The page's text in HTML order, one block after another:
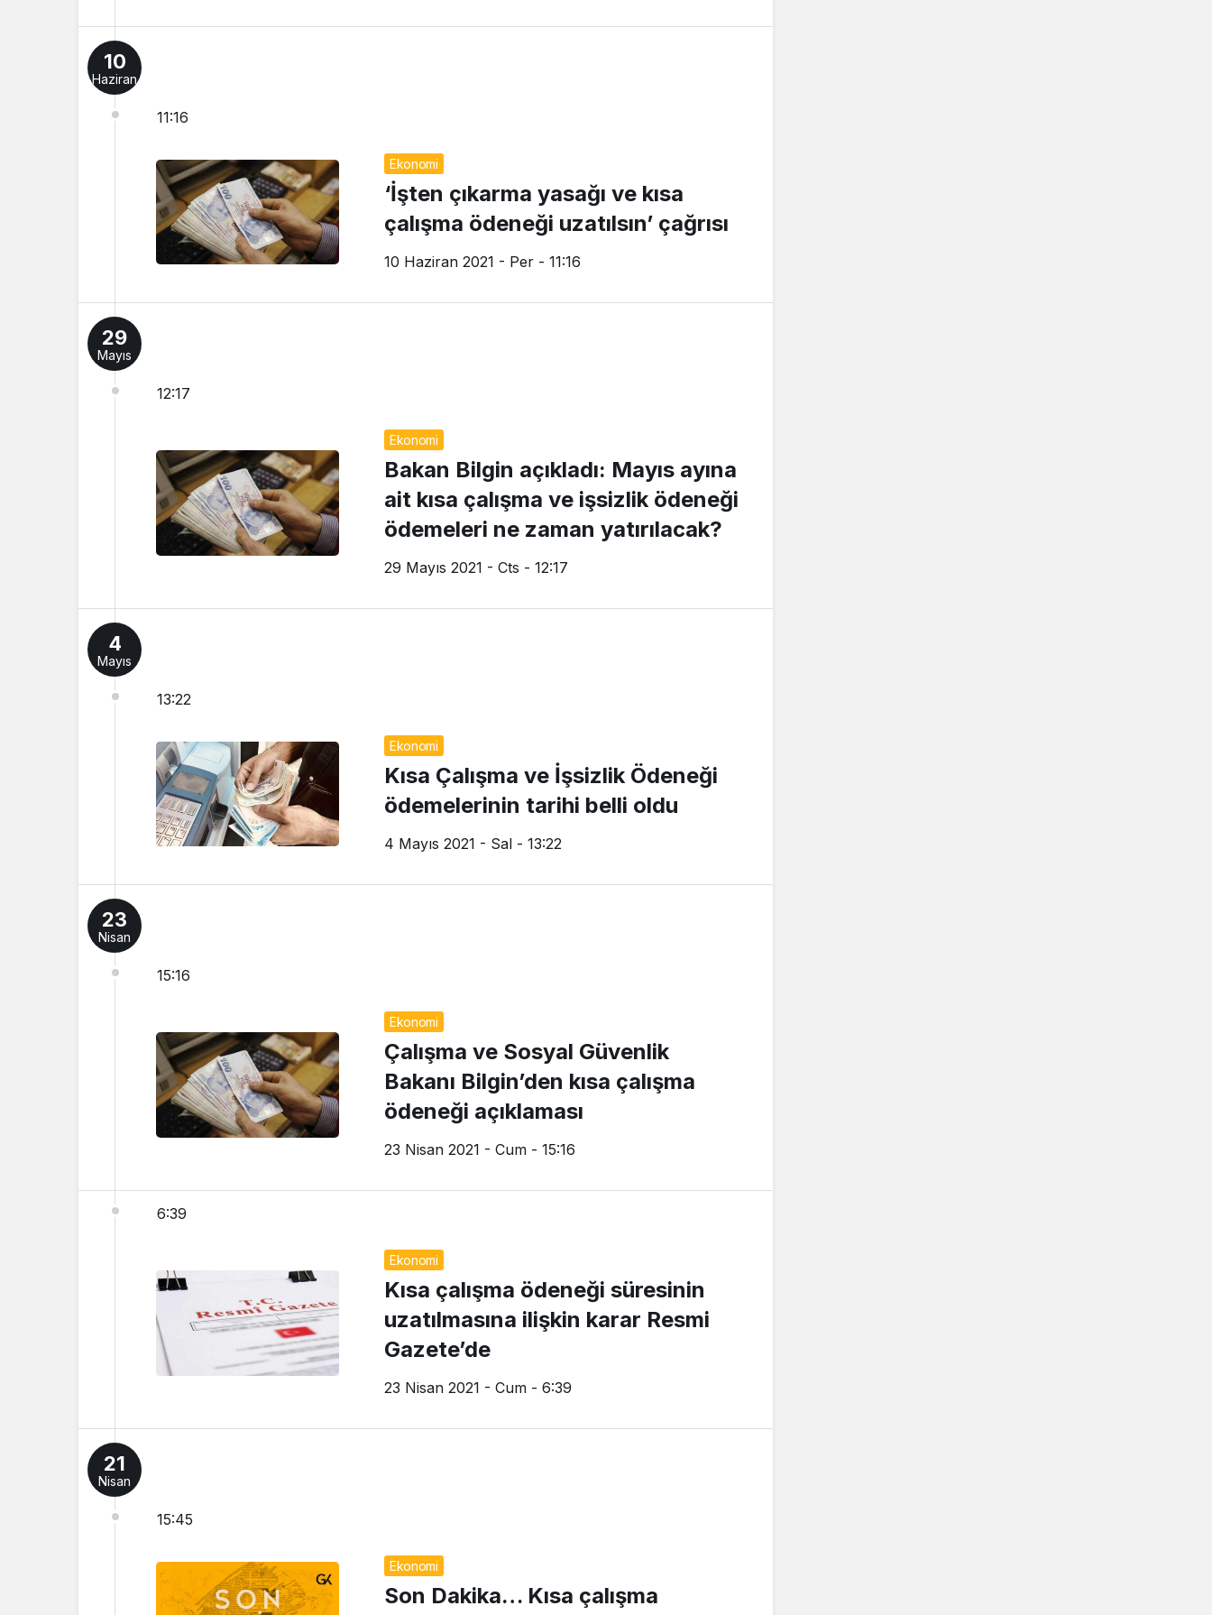
10
Haziran
11:16
Ekonomi
‘İşten çıkarma yasağı ve kısa
çalışma ödeneği uzatılsın’ çağrısı
10 Haziran 2021 - Per - 11:16
29
Mayıs
12:17
Ekonomi
Bakan Bilgin açıkladı: Mayıs ayına
ait kısa çalışma ve işsizlik ödeneği
ödemeleri ne zaman yatırılacak?
29 Mayıs 2021 - Cts - 12:17
4
Mayıs
13:22
Ekonomi
Kısa Çalışma ve İşsizlik Ödeneği
ödemelerinin tarihi belli oldu
4 Mayıs 2021 - Sal - 13:22
23
Nisan
15:16
Ekonomi
Çalışma ve Sosyal Güvenlik
Bakanı Bilgin’den kısa çalışma
ödeneği açıklaması
23 Nisan 2021 - Cum - 15:16
6:39
Ekonomi
Kısa çalışma ödeneği süresinin
uzatılmasına ilişkin karar Resmi
Gazete’de
23 Nisan 2021 - Cum - 6:39
21
Nisan
15:45
Ekonomi
Son Dakika… Kısa çalışma